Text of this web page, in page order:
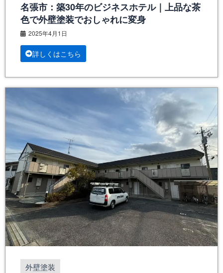
名張市：築30年のビジネスホテル｜上品な茶
色で外壁塗装でおしゃれに変身
2025年4月1日
詳しくはこちら
外壁塗装